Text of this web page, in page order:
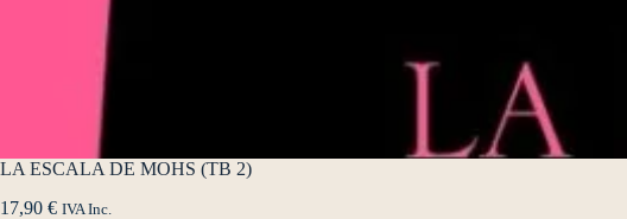
LA ESCALA DE MOHS (TB 2)
17,90 € IVA Inc.